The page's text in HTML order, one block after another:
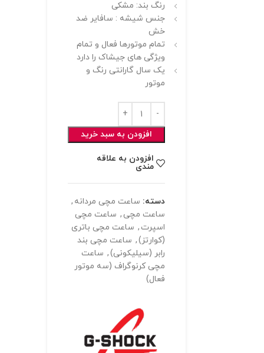
رنگ بند: مشکی
جنس شیشه : سافایر ضد
خش
تمام موتورها فعال و تمام
ویژگی های جیشاک را دارد
یک سال گارانتی رنگ و
موتور
افزودن به سبد خرید
افزودن به علاقه
مندی
دسته: ساعت مچی مردانه ,
ساعت مچی , ساعت مچی
اسپرت , ساعت مچی باتری
(کوارتز), ساعت مچی بند
رابر (سیلیکونی), ساعت
مچی کرنوگراف (سه موتور
فعال)